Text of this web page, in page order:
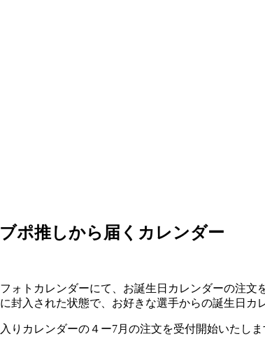
ポ推しから届くカレンダー
ォトカレンダーにて、お誕生日カレンダーの注
入された状態で、お好きな選手からの誕生日カ
カレンダーの４ー7月の注文を受付開始いたしま